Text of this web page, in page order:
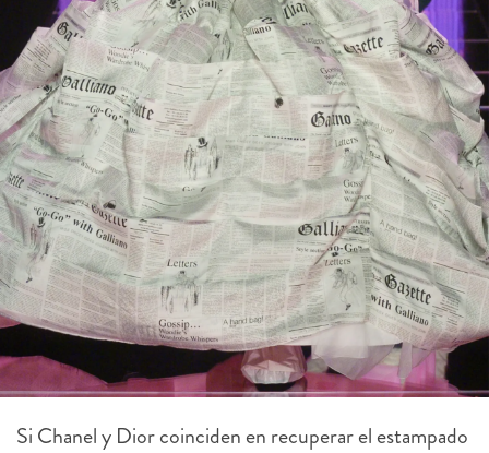
Si Chanel y Dior coinciden en recuperar el estampado